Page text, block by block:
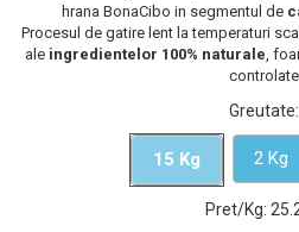
hrana BonaCibo in segmentul de
Procesul de gatire lent la temperaturi
ale ingredientelor 100% naturale ,
controlate.
Greutate:
15 Kg 2 Kg
Pret/Kg: